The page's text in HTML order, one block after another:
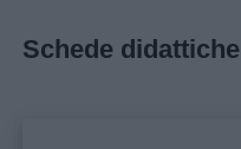
Schede didattiche